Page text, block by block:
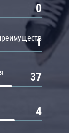
0
1
37
4